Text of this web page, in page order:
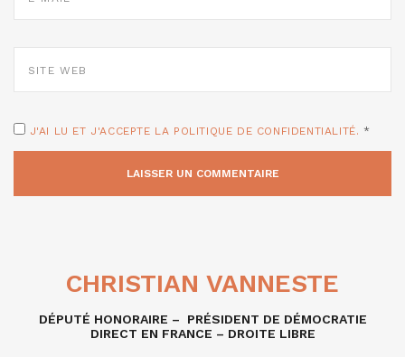
WEB
J'AI LU ET J'ACCEPTE LA POLITIQUE DE CONFIDENTIALITÉ. *
CHRISTIAN VANNESTE
DÉPUTÉ HONORAIRE – PRÉSIDENT DE DÉMOCRATIE
DIRECT EN FRANCE – DROITE LIBRE